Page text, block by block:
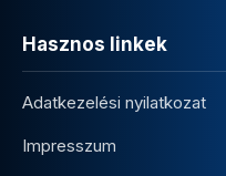
Hasznos linkek
Adatkezelési nyilatkozat
Impresszum